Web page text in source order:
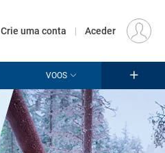
Crie uma conta | Aceder
VOOS